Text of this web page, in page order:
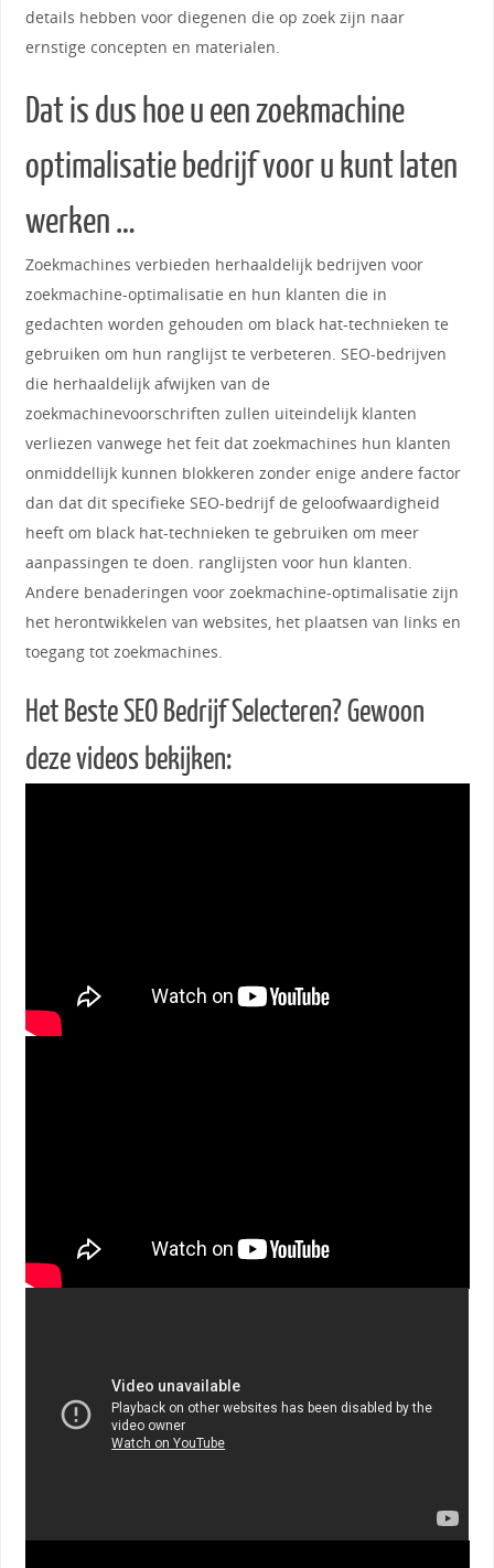
details hebben voor diegenen die op zoek zijn naar
ernstige concepten en materialen.
Dat is dus hoe u een zoekmachine
optimalisatie bedrijf voor u kunt laten
werken …
Zoekmachines verbieden herhaaldelijk bedrijven voor
zoekmachine-optimalisatie en hun klanten die in
gedachten worden gehouden om black hat-technieken te
gebruiken om hun ranglijst te verbeteren. SEO-bedrijven
die herhaaldelijk afwijken van de
zoekmachinevoorschriften zullen uiteindelijk klanten
verliezen vanwege het feit dat zoekmachines hun klanten
onmiddellijk kunnen blokkeren zonder enige andere factor
dan dat dit specifieke SEO-bedrijf de geloofwaardigheid
heeft om black hat-technieken te gebruiken om meer
aanpassingen te doen. ranglijsten voor hun klanten.
Andere benaderingen voor zoekmachine-optimalisatie zijn
het herontwikkelen van websites, het plaatsen van links en
toegang tot zoekmachines.
Het Beste SEO Bedrijf Selecteren? Gewoon
deze videos bekijken: